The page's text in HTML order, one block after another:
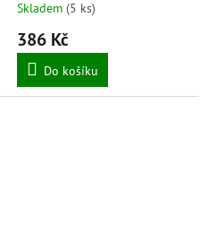
Skladem (5 ks)
386 Kč
Do košíku